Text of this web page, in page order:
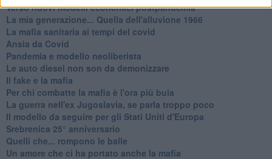
Verso nuovi modelli economici postpandemia
​La mia generazione... Quella dell'alluvione 1966
​La mafia sanitaria ai tempi del covid
Ansia da Covid
Pandemia e modello neoliberista
Le auto diesel non son da demonizzare
​Il fake e la mafia
Per chi combatte la mafia è l'ora più buia
La guerra nell'ex Jugoslavia, se parla troppo poco
Il modello da seguire per gli Stati Uniti d'Europa
Srebrenica 25° anniversario
Quelli che... rompono le balle
Un amore che ci ha portato anche la mafia